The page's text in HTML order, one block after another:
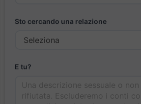
Sto cercando una relazione
E tu?